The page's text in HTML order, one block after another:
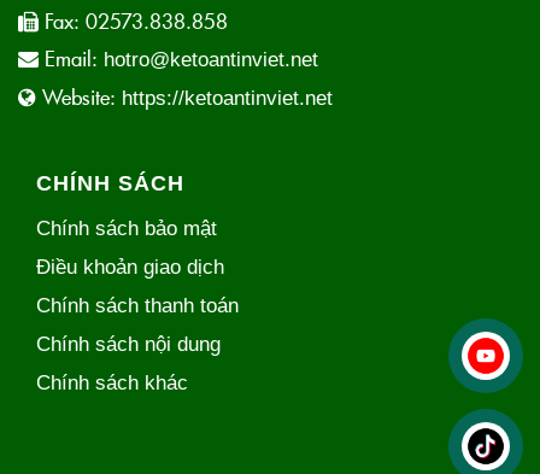
Fax: 02573.838.858
Email: hotro@ketoantinviet.net
Website: https://ketoantinviet.net
CHÍNH SÁCH
Chính sách bảo mật
Điều khoản giao dịch
Chính sách thanh toán
Chính sách nội dung
Chính sách khác